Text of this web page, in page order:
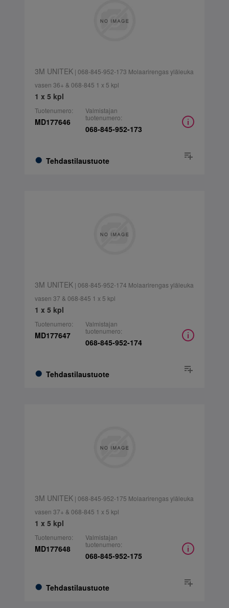
3M UNITEK| 068-845-952-173 Molaarirengas yläleuka
vasen 36+ & 068-845 1 x 5 kpl
1 x 5 kpl
Tuotenumero:
MD177646
Tehdastilaustuote
Valmistajan
tuotenumero:
068-845-952-173
3M UNITEK| 068-845-952-174 Molaarirengas yläleuka
vasen 37 & 068-845 1 x 5 kpl
1 x 5 kpl
Tuotenumero:
MD177647
Tehdastilaustuote
Valmistajan
tuotenumero:
068-845-952-174
3M UNITEK| 068-845-952-175 Molaarirengas yläleuka
vasen 37+ & 068-845 1 x 5 kpl
1 x 5 kpl
Tuotenumero:
MD177648
Tehdastilaustuote
Valmistajan
tuotenumero:
068-845-952-175